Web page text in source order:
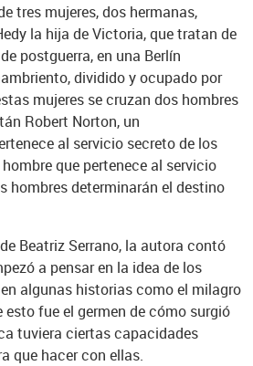
tres mujeres, dos hermanas,
la hija de Victoria, que tratan de
postguerra, en una Berlín
dividido y ocupado por
mujeres se cruzan dos hombres
Robert Norton, un
al servicio secreto de los
que pertenece al servicio
hombres determinarán el destino
de Beatriz Serrano, la autora contó
a pensar en la idea de los
algunas historias como el milagro
esto fue el germen de cómo surgió
tuviera ciertas capacidades
que hacer con ellas.